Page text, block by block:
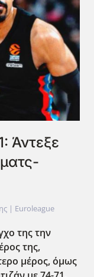
Άντεξε
| Euroleague
της την
της,
μέρος, όμως